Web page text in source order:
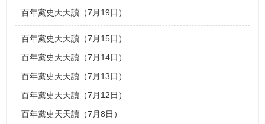
百年黨史天天讀（7月19日）
百年黨史天天讀（7月15日）
百年黨史天天讀（7月14日）
百年黨史天天讀（7月13日）
百年黨史天天讀（7月12日）
百年黨史天天讀（7月8日）